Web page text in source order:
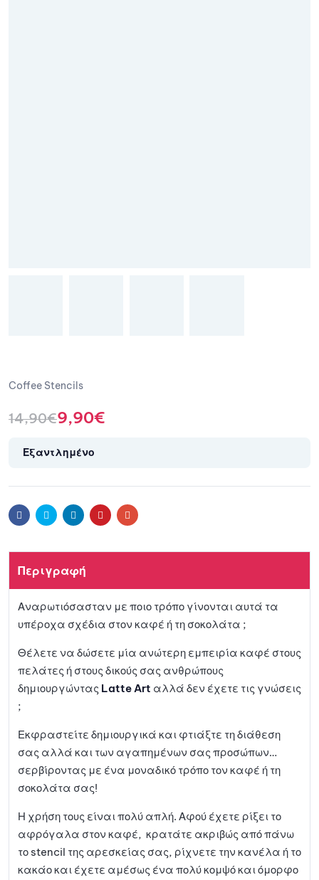
Coffee Stencils
14,90€9,90€
Εξαντλημένο
FacebookTwitter LinkedinPinterestEmail
Περιγραφή
Αναρωτιόσασταν με ποιο τρόπο γίνονται αυτά τα
υπέροχα σχέδια στον καφέ ή τη σοκολάτα ;
Θέλετε να δώσετε μία ανώτερη εμπειρία καφέ στους
πελάτες ή στους δικούς σας ανθρώπους
δημιουργώντας Latte Art αλλά δεν έχετε τις γνώσεις
;
Εκφραστείτε δημιουργικά και φτιάξτε τη διάθεση
σας αλλά και των αγαπημένων σας προσώπων…
σερβίροντας με ένα μοναδικό τρόπο τον καφέ ή τη
σοκολάτα σας!
Η χρήση τους είναι πολύ απλή. Αφού έχετε ρίξει το
αφρόγαλα στον καφέ, κρατάτε ακριβώς από πάνω
το stencil της αρεσκείας σας, ρίχνετε την κανέλα ή το
κακάο και έχετε αμέσως ένα πολύ κομψό και όμορφο